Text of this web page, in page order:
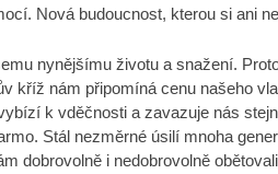
Nová budoucnost, kterou si ani
nynějšímu životu a snažení.
kříž nám připomíná cenu našeho
k vděčnosti a zavazuje nás
Stál nezměrné úsilí mnoha
dobrovolně i nedobrovolně